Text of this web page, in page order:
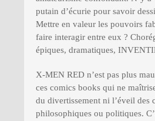
putain d’écurie pour savoir
Mettre en valeur les pouvoirs
faire interagir entre eux ?
épiques, dramatiques,
X-MEN RED n’est pas plus
ces comics books qui ne
du divertissement ni l’éveil des
philosophiques ou politiques.